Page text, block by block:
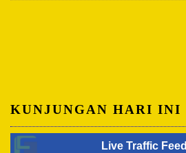
KUNJUNGAN HARI INI
Live Traffic Feed